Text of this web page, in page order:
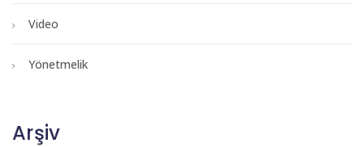
Video
Yönetmelik
Arşiv